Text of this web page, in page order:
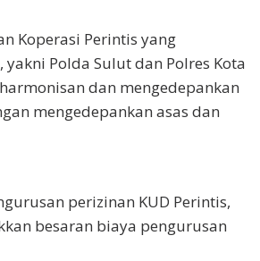
Koperasi Perintis yang
Polda Sulut dan Polres Kota
dan mengedepankan
mengedepankan asas dan
perizinan KUD Perintis,
besaran biaya pengurusan